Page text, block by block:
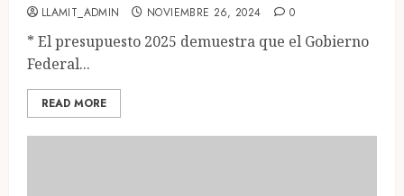
LLAMIT_ADMIN NOVIEMBRE 26, 2024 0
* El presupuesto 2025 demuestra que el Gobierno
Federal...
READ MORE